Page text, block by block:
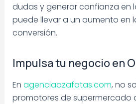
dudas y generar confianza en
puede llevar a un aumento en
conversión.
Impulsa tu negocio en
En agenciaazafatas.com, no
promotores de supermercado